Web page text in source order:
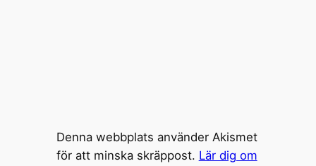
Denna webbplats använder Akismet
för att minska skräppost. Lär dig om